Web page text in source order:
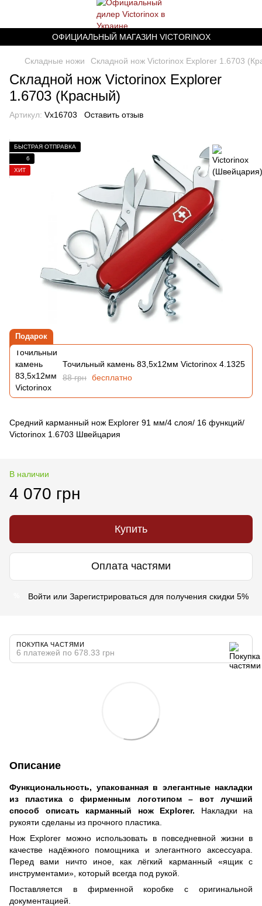
ОФИЦИАЛЬНЫЙ МАГАЗИН VICTORINOX
Складные ножи Складной нож Victorinox Explorer 1.6703
Складной нож Victorinox Explorer
1.6703 (Красный)
Артикул: Vx16703 Оставить отзыв
БЫСТРАЯ ОТПРАВКА
6
ХИТ
Подарок
Точильный камень 83,5х12мм Victorinox 4.1325
88 грн бесплатно
Средний карманный нож Explorer 91 мм/4 слоя/ 16 функций/
Victorinox 1.6703 Швейцария
В наличии
4 070 грн
Купить
Оплата частями
Войти или Зарегистрироваться для получения скидки 5%
ПОКУПКА ЧАСТЯМИ
6 платежей по 678.33 грн
Описание
Функциональность, упакованная в элегантные накладки
из пластика с фирменным логотипом – вот лучший
способ описать карманный нож Explorer. Накладки на
рукояти сделаны из прочного пластика.
Нож Explorer можно использовать в повседневной жизни в
качестве надёжного помощника и элегантного аксессуара.
Перед вами ничто иное, как лёгкий карманный «ящик с
инструментами», который всегда под рукой.
Поставляется в фирменной коробке с оригинальной
документацией.